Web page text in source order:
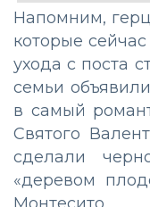
Напомним,
которые
ухода с поста
семьи
в самый
Святого
сделали
«деревом